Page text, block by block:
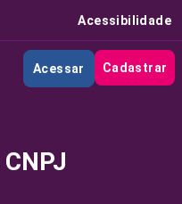
Acessibilidade
Acessar Cadastrar